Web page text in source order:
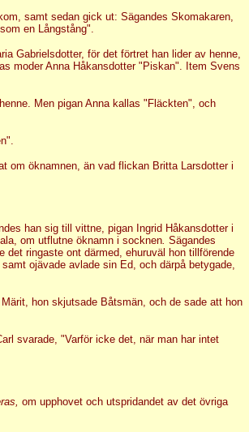
samt sedan gick ut: Sägandes Skomakaren,
en Långstång".
Gabrielsdotter, för det förtret han lider av henne,
moder Anna Håkansdotter "Piskan". Item Svens
Men pigan Anna kallas "Fläckten", och
om öknamnen, än vad flickan Britta Larsdotter i
han sig till vittne, pigan Ingrid Håkansdotter i
om utflutne öknamn i socknen. Sägandes
ringaste ont därmed, ehuruväl hon tillförende
ojävade avlade sin Ed, och därpå betygade,
hon skjutsade Båtsmän, och de sade att hon
svarade, "Varför icke det, när man har intet
om upphovet och utspridandet av det övriga